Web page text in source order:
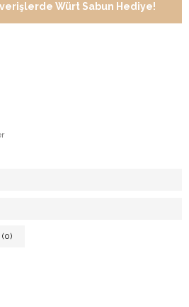
Würt Sabun Hediye!
(0)